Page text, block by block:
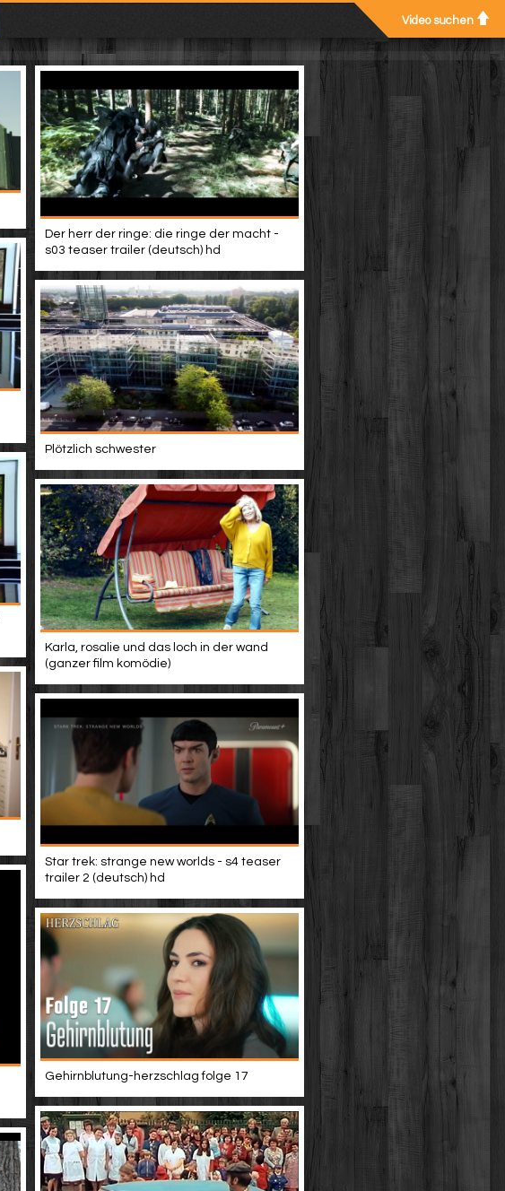
Video suchen
Der herr der ringe: die ringe der macht -
s03 teaser trailer (deutsch) hd
Plötzlich schwester
Karla, rosalie und das loch in der wand
(ganzer film komödie)
Star trek: strange new worlds - s4 teaser
trailer 2 (deutsch) hd
Gehirnblutung-herzschlag folge 17